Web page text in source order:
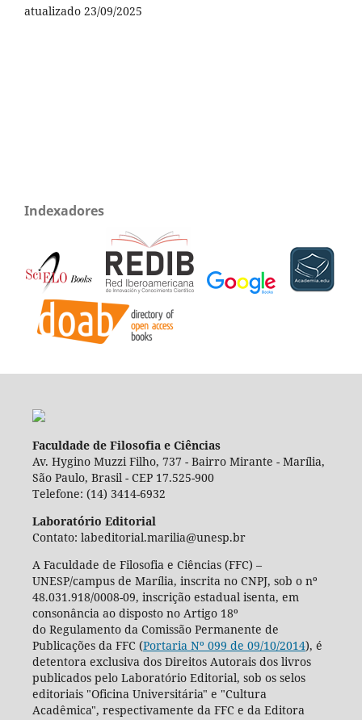
atualizado 23/09/2025
Indexadores
Faculdade de Filosofia e Ciências
Av. Hygino Muzzi Filho, 737 - Bairro Mirante - Marília,
São Paulo, Brasil - CEP 17.525-900
Telefone: (14) 3414-6932
Laboratório Editorial
Contato: labeditorial.marilia@unesp.br
A Faculdade de Filosofia e Ciências (FFC) –
UNESP/campus de Marília, inscrita no CNPJ, sob o nº
48.031.918/0008-09, inscrição estadual isenta, em
consonância ao disposto no Artigo 18º
do Regulamento da Comissão Permanente de
Publicações da FFC (Portaria Nº 099 de 09/10/2014), é
detentora exclusiva dos Direitos Autorais dos livros
publicados pelo Laboratório Editorial, sob os selos
editoriais "Oficina Universitária" e "Cultura
Acadêmica", respectivamente da FFC e da Editora